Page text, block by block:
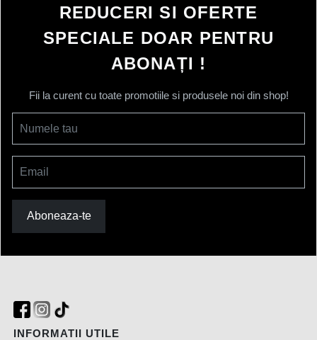
REDUCERI SI OFERTE
SPECIALE DOAR PENTRU
ABONAȚI !
Fii la curent cu toate promotiile si produsele noi din shop!
Numele tau
Email
Aboneaza-te
INFORMATII UTILE